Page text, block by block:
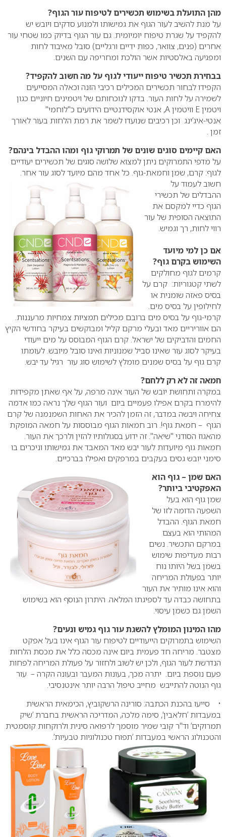
מהן התועלת בשימוש תכשירים לטיפוח עור הגוף?
על מנת להשיב לעור הגוף את גמישותו ולמנוע סדקים ויובש יש
להקפיד על שגרת טיפוח יומיומית. גם עור הגוף בדיוק כמו שטחי עור
אחרים (פנים, צוואר, כפות ידיים ורגליים) סובל מאיבוד לחות
ומפגיעה באלסטיות אשר הולכת ומחריפה עם השנים.
בבחירת תכשיר טיפוח ייעודי לגוף על מה חשוב להקפיד?
הקפידו לבחור תכשירים המכילים רכיבי הזנה וכאלה המסייעים
לשמירה על לחות העור. בדקו לנוכחותם של ויטמינים חיוניים כגון
ויטמין E וויטמין A, אנטי אוקסידנטיים הידועים כ"לוחמי"
אנטי-איג’ינג וכן רכיבים שנועדו לשמר את רמת הלחות בעור לאורך
זמן .
האם קיימים סוגים שונים של תמרוקי גוף ומהו ההבדל בינהם?
על מדפי התמרוקים ניתן למצוא שלושה סוגים של תכשירים יעודיים
לגוף: קרם, שמן וחמאת-גוף. כל אחד מהם מיועדלסוג עור אחר.
חשוב לעמוד על
ההבדלים של תכשירי
הגוף כדיי למקסם את
התוצאה הסופית של עור
רווי לחות, רך וגמיש.
אם כן למי מיועד
השימוש בקרם גוף?
קרמים לגוף מחולקים
לשתי קטגוריות: קרם על
בסיס פאזה שומנית או
לחילופין על בסיס מים.
קרמי-גוף על בסיס מים ברובם מכילים תמציות צמחיות מרעננות.
הם אווריריים מאד ובעלי מרקם קליל ומבוקשים בעיקר בחודשי הקיץ
החמים והדביקים של ישראל. קרם הגוף המבוסס על מים ייעודי
בעיקר לסוג עור שאינו סביל שמנוניות ואינו סובל מיובש. לעומתו
קרם גוף על בסיס שמנים מומלץ לשימוש סוג עור רגיל עד יבש.
חמאה זה לא רק ללחם?
במקרה ותחושת יובש של העור אינה מרפה, על אף שאתן מקפידות
להימרח בקרם אפילו פעמיים ביום ועור הגוף שלך נראה כמו אדמה
צחיחה ויבשה במדבר, זה הזמן להכיר את האחות השמנמנה של קרם
הגוף – חמאת גוף!. רוב חמאות הגוף מבוססות על חמאה המופקת
מהאגוז הסודני "שיאה". זה ידוע בסגולותיו להזין ולרכך את העור.
חמאות גוף מיועדות לעור יבש מאד המאבד את גמישותו וניכרים בו
סימני יובש גסים בעקבים במרפקים ואפילו בברכיים.
האם שמן – גוף הוא
האפקטיבי ביותר?
שמן גוף הוא בעל
השפעה הדומה לזו של
חמאת הגוף. ההבדל
המהותי הוא בעצם
במרקם התכשיר. נשים
רבות מעדיפות שימוש
בשמן בשל היותו נוח
יותר בפעולת המריחה
והוא אינו מותיר את העור
בתחושה כבדה עד לספיגתו המלאה. היתרון הנוסף הוא בשימוש
השמן גם כשמן עיסוי.
מהו המינון המומלץ להשגת עור גוף גמיש ונעים?
השימוש בתמרוקים הייעודיים לטיפוח עור הגוף אינו בעל אפקט
מצטבר. מריחה חד פעמית ביום אינה מכסה כלל את מכסת הלחות
הנדרשת לעור הגוף, ולכן יש לשוב ולחזור על פעולת המריחה לפחות
פעם נוספת ביום. יתרה מכך, בעונות המעבר ובעונה הקרה – עור
גוף הנוטה להתייבש מחייב טיפול הרבה יותר אינטנסיבי.
• סייעו בהכנת הכתבה: סורינה הרשקוביץ, הכימאית הראשית
במעבדות ’חלאבין’, סימה מלכה, המדריכה הראשית בחברת ’שיק
תמרוקים’ וד"ר קובי שמיר מוסמך לרפואה סינית ולרוקחות קוסמטית
והטכנולוג הראשי במעבדות ’תפוח טכנולוגיות טבעיות’.